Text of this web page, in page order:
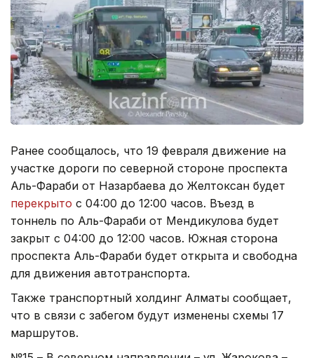
Ранее сообщалось, что 19 февраля движение на
участке дороги по северной стороне проспекта
Аль-Фараби от Назарбаева до Желтоксан будет
перекрыто с 04:00 до 12:00 часов. Въезд в
тоннель по Аль-Фараби от Мендикулова будет
закрыт с 04:00 до 12:00 часов. Южная сторона
проспекта Аль-Фараби будет открыта и свободна
для движения автотранспорта.
Также транспортный холдинг Алматы сообщает,
что в связи с забегом будут изменены схемы 17
маршрутов.